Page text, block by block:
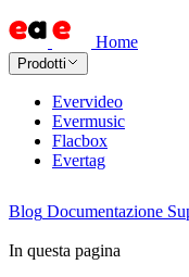
Home
Prodotti
Evervideo
Evermusic
Flacbox
Evertag
Blog Documentazione
In questa pagina